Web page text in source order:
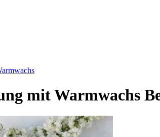
mit Warmwachs